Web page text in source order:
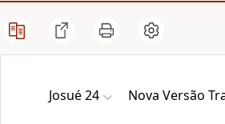
Josué 24 Nova Versão